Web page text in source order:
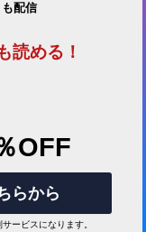
配信
読める！
OFF
らから
ービスになります。